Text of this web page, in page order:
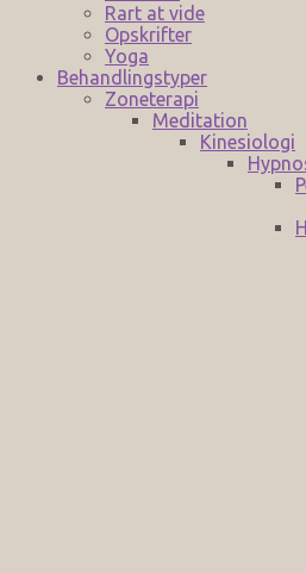
Rart at vide
Opskrifter
Yoga
Behandlingstyper
Zoneterapi
Meditation
Kinesiologi